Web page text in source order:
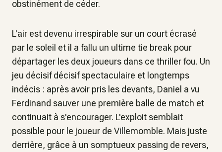
obstinément de céder.
L'air est devenu irrespirable sur un court écrasé
par le soleil et il a fallu un ultime tie break pour
départager les deux joueurs dans ce thriller fou. Un
jeu décisif décisif spectaculaire et longtemps
indécis : après avoir pris les devants, Daniel a vu
Ferdinand sauver une première balle de match et
continuait à s'encourager. L'exploit semblait
possible pour le joueur de Villemomble. Mais juste
derrière, grâce à un somptueux passing de revers,